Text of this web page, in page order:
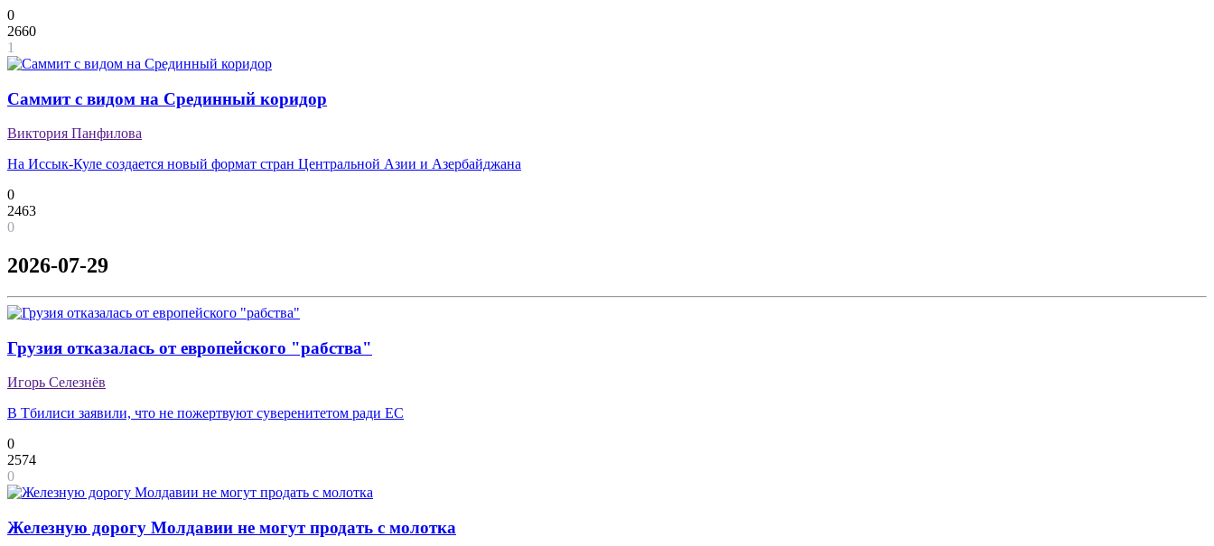
0
2660
1
Саммит с видом на Срединный коридор
Виктория Панфилова
На Иссык-Куле создается новый формат стран Центральной Азии и Азербайджана
0
2463
0
2026-07-29
Грузия отказалась от европейского "рабства"
Игорь Селезнёв
В Тбилиси заявили, что не пожертвуют суверенитетом ради ЕС
0
2574
0
Железную дорогу Молдавии не могут продать с молотка